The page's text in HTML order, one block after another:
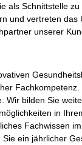
als Schnittstelle
und vertreten das
unserer
Fachkompetenz.
Wir bilden Sie
in
Fachwissen
ein jährlicher